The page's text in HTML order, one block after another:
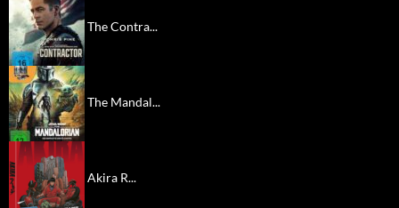
The Contra...
The Mandal...
Akira R...